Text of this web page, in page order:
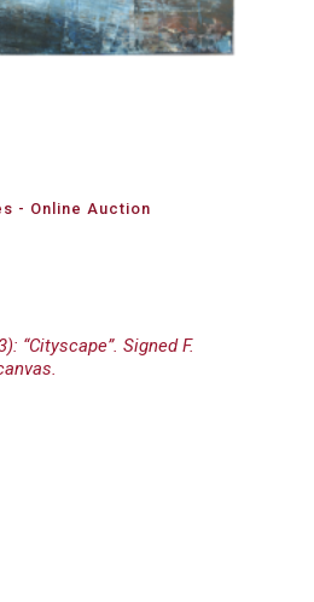
- Online Auction
“Cityscape”. Signed F.